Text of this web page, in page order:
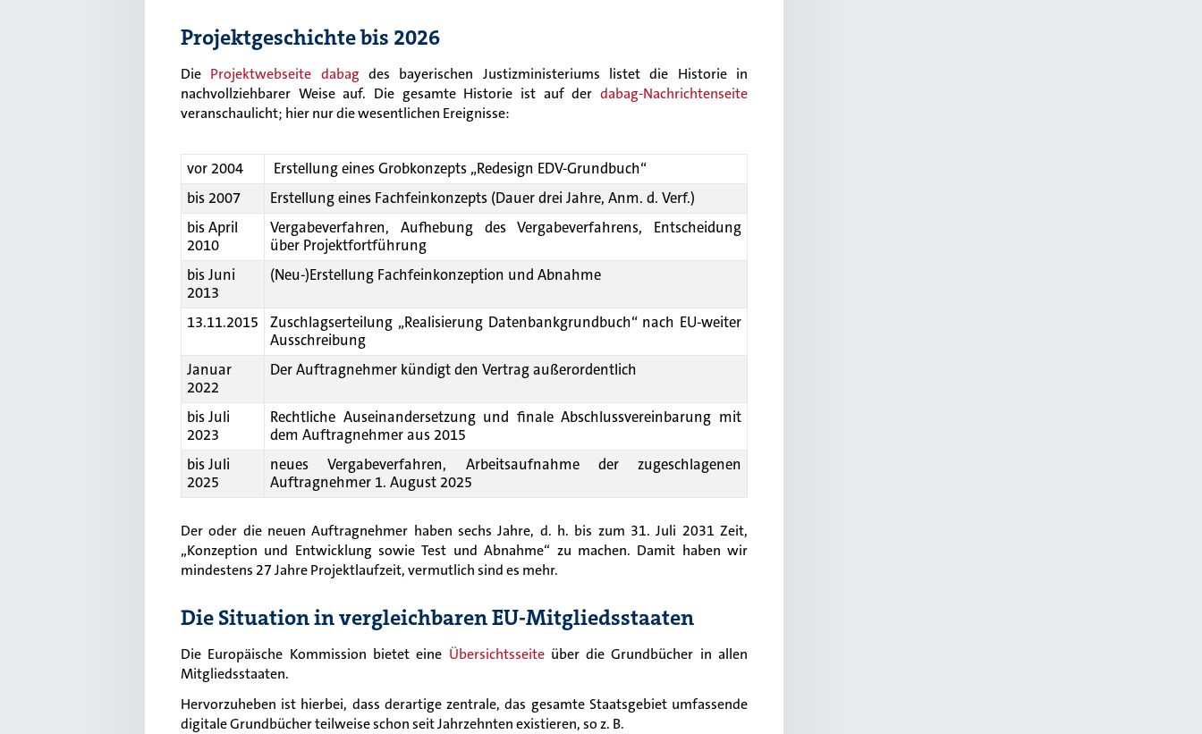
Projektgeschichte bis 2026
Die Projektwebseite dabag des bayerischen Justizministeriums listet die Historie in
nachvollziehbarer Weise auf. Die gesamte Historie ist auf der dabag-Nachrichtenseite
veranschaulicht; hier nur die wesentlichen Ereignisse:
vor 2004
Erstellung eines Grobkonzepts „Redesign EDV-Grundbuch“
bis 2007
Erstellung eines Fachfeinkonzepts (Dauer drei Jahre, Anm. d. Verf.)
bis April
2010
Vergabeverfahren, Aufhebung des Vergabeverfahrens, Entscheidung
über Projektfortführung
bis Juni
2013
(Neu-)Erstellung Fachfeinkonzeption und Abnahme
13.11.2015
Zuschlagserteilung „Realisierung Datenbankgrundbuch“ nach EU-weiter
Ausschreibung
Januar
2022
Der Auftragnehmer kündigt den Vertrag außerordentlich
bis Juli
2023
Rechtliche Auseinandersetzung und finale Abschlussvereinbarung mit
dem Auftragnehmer aus 2015
bis Juli
2025
neues Vergabeverfahren, Arbeitsaufnahme der zugeschlagenen
Auftragnehmer 1. August 2025
Der oder die neuen Auftragnehmer haben sechs Jahre, d. h. bis zum 31. Juli 2031 Zeit,
„Konzeption und Entwicklung sowie Test und Abnahme“ zu machen. Damit haben wir
mindestens 27 Jahre Projektlaufzeit, vermutlich sind es mehr.
Die Situation in vergleichbaren EU-Mitgliedsstaaten
Die Europäische Kommission bietet eine Übersichtsseiteüber die Grundbücher in allen
Mitgliedsstaaten.
Hervorzuheben ist hierbei, dass derartige zentrale, das gesamte Staatsgebiet umfassende
digitale Grundbücher teilweise schon seit Jahrzehnten existieren, so z. B.